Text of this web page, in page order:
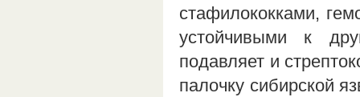
стафилококками,
устойчивыми к
подавляет и
палочку сибирской